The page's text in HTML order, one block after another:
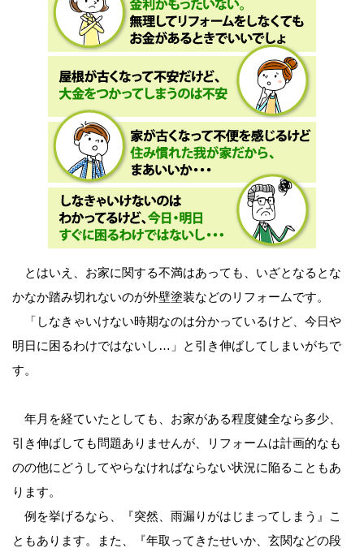
とはいえ、お家に関する不満はあっても、いざとなるとな
かなか踏み切れないのが外壁塗装などのリフォームです。
「しなきゃいけない時期なのは分かっているけど、今日や
明日に困るわけではないし…」と引き伸ばしてしまいがちで
す。
年月を経ていたとしても、お家がある程度健全なら多少、
引き伸ばしても問題ありませんが、リフォームは計画的なも
のの他にどうしてやらなければならない状況に陥ることもあ
ります。
例を挙げるなら、『突然、雨漏りがはじまってしまう』こ
ともあります。また、『年取ってきたせいか、玄関などの段